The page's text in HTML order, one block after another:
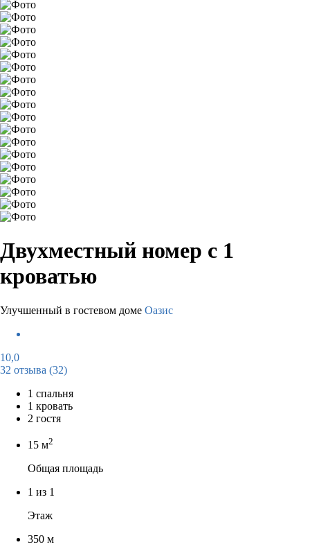
Двухместный номер с 1
кроватью
Улучшенный в гостевом доме Оазис
10,0
32 отзыва (32)
1 спальня
1 кровать
2 гостя
15 м2
Общая площадь
1 из 1
Этаж
350 м